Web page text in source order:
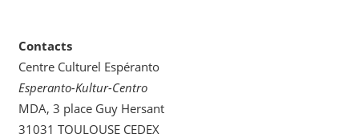
Contacts
Centre Culturel Espéranto
Esperanto-Kultur-Centro
MDA, 3 place Guy Hersant
31031 TOULOUSE CEDEX